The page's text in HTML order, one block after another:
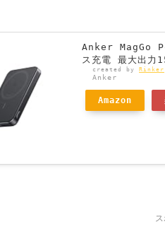
Anker MagGo
ス充電 最大出力
created by Rinker
Anker
Amazon